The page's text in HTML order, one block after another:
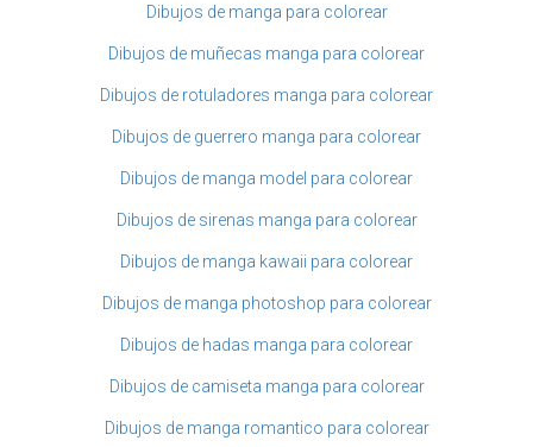
Dibujos de manga para colorear
Dibujos de muñecas manga para colorear
Dibujos de rotuladores manga para colorear
Dibujos de guerrero manga para colorear
Dibujos de manga model para colorear
Dibujos de sirenas manga para colorear
Dibujos de manga kawaii para colorear
Dibujos de manga photoshop para colorear
Dibujos de hadas manga para colorear
Dibujos de camiseta manga para colorear
Dibujos de manga romantico para colorear